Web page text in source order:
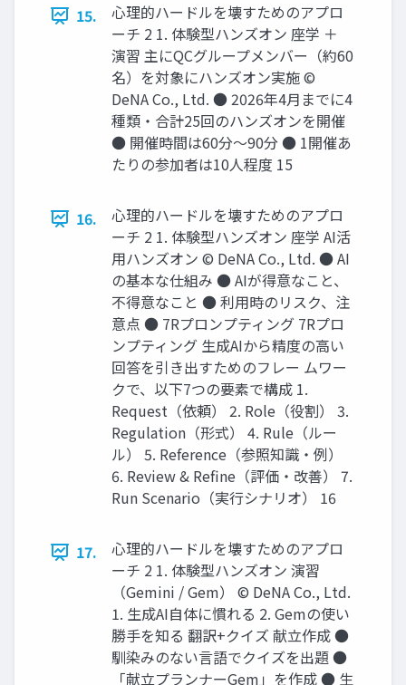
15.
心理的ハードルを壊すためのアプロ
ーチ 2 1. 体験型ハンズオン 座学 ＋
演習 主にQCグループメンバー（約60
名）を対象にハンズオン実施 ©
DeNA Co., Ltd. ● 2026年4月までに4
種類・合計25回のハンズオンを開催
● 開催時間は60分～90分 ● 1開催あ
たりの参加者は10人程度 15
16.
心理的ハードルを壊すためのアプロ
ーチ 2 1. 体験型ハンズオン 座学 AI活
用ハンズオン © DeNA Co., Ltd. ● AI
の基本な仕組み ● AIが得意なこと、
不得意なこと ● 利用時のリスク、注
意点 ● 7Rプロンプティング 7Rプロ
ンプティング 生成AIから精度の高い
回答を引き出すためのフレー ムワー
クで、以下7つの要素で構成 1.
Request（依頼） 2. Role（役割） 3.
Regulation（形式） 4. Rule（ルー
ル） 5. Reference（参照知識・例）
6. Review & Refine（評価・改善） 7.
Run Scenario（実行シナリオ） 16
17.
心理的ハードルを壊すためのアプロ
ーチ 2 1. 体験型ハンズオン 演習
（Gemini / Gem） © DeNA Co., Ltd.
1. 生成AI自体に慣れる 2. Gemの使い
勝手を知る 翻訳+クイズ 献立作成 ●
馴染みのない言語でクイズを出題 ●
「献立プランナーGem」を作成 ● 生